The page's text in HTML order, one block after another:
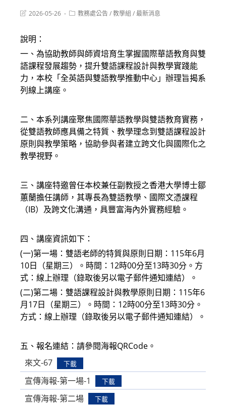
Post2026-05-26
Post教務處公告/教學組 /最新消息
說明：
一、為協助教師與師資培育生掌握國際華語教育與雙
語課程發展趨勢，提升雙語課程設計與教學實踐能
力，本校「全英語與雙語教學推動中心」辦理旨揭系
列線上講座。
二、本系列講座聚焦國際華語教學與雙語教育實務，
從雙語教師應具備之特質、教學理念到雙語課程設計
原則與教學策略，協助參與者建立跨文化與國際化之
教學視野。
三、講座特邀曾任本校兼任副教授之香港大學博士鄒
蕙蘭擔任講師，其專長為雙語教學、國際文憑課程
（IB）及跨文化溝通，具豐富海內外實務經驗。
四、講座資訊如下：
(一)第一場：雙語老師的特質與原則日期：115年6月
10日（星期三）。時間：12時00分至13時30分。方
式：線上辦理（錄取後另以電子郵件通知連結）。
(二)第二場：雙語課程設計與教學原則日期：115年6
月17日（星期三）。時間：12時00分至13時30分。
方式：線上辦理（錄取後另以電子郵件通知連結）。
五、報名連結：請參閱海報QRCode。
來文-67
下載
宣傳海報-第一場-1 下載
宣傳海報-第二場 下載